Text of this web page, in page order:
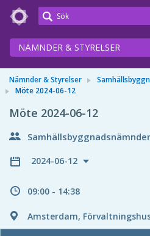
Meetings+
NÄMNDER & STYRELSER
Nämnder & Styrelser
Möte 2024-06-12
Möte 2024-06-12
2024-06-12
09:00 - 14:38
Amsterdam,